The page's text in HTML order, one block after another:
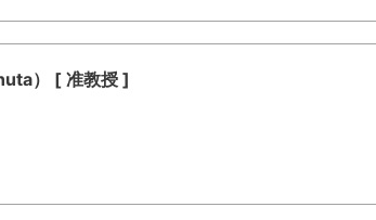
） [ 准教授 ]